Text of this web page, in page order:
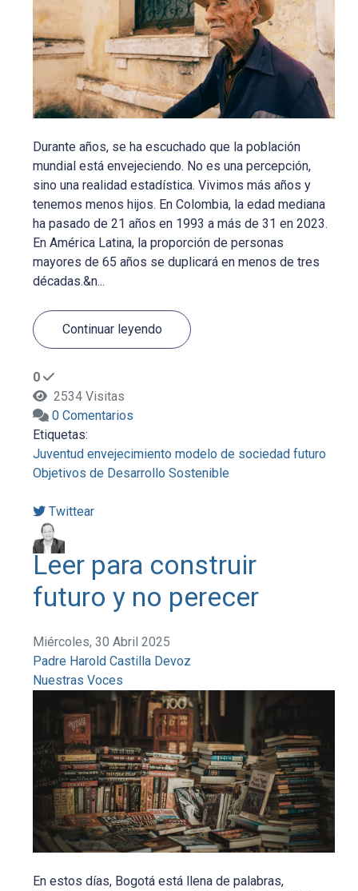
Durante años, se ha escuchado que la población
mundial está envejeciendo. No es una percepción,
sino una realidad estadística. Vivimos más años y
tenemos menos hijos. En Colombia, la edad mediana
ha pasado de 21 años en 1993 a más de 31 en 2023.
En América Latina, la proporción de personas
mayores de 65 años se duplicará en menos de tres
décadas.&n...
Continuar leyendo
0
2534 Visitas
0 Comentarios
Etiquetas:
Juventud envejecimiento modelo de sociedad futuro
Objetivos de Desarrollo Sostenible
Twittear
Leer para construir
futuro y no perecer
Miércoles, 30 Abril 2025
Padre Harold Castilla Devoz
Nuestras Voces
En estos días, Bogotá está llena de palabras,